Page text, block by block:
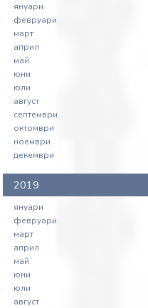
януари
февруари
март
април
май
юни
юли
август
септември
октомври
ноември
декември
2019
януари
февруари
март
април
май
юни
юли
август